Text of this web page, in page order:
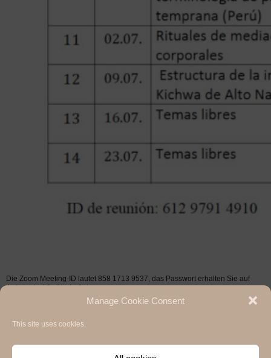
Manage Cookie Consent
This site uses cookies.
Die Zoom Meeting-ID lautet 858 1713 9537, das Passwort erhalten Sie auf
Anfrage bei Dr. Mario Soto.
University of Basel & University of Freiburg / 2020
Privacy Policy / Datenschutzerklärung